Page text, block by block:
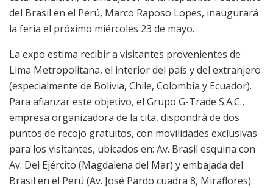
del Brasil en el Perú, Marco Raposo Lopes, inaugurará
la feria el próximo miércoles 23 de mayo.
La expo estima recibir a visitantes provenientes de
Lima Metropolitana, el interior del país y del extranjero
(especialmente de Bolivia, Chile, Colombia y Ecuador).
Para afianzar este objetivo, el Grupo G-Trade S.A.C.,
empresa organizadora de la cita, dispondrá de dos
puntos de recojo gratuitos, con movilidades exclusivas
para los visitantes, ubicados en: Av. Brasil esquina con
Av. Del Ejército (Magdalena del Mar) y embajada del
Brasil en el Perú (Av. José Pardo cuadra 8, Miraflores).